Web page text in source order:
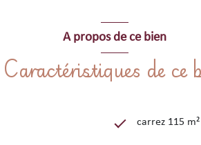
de toilette non inclus mais disponible sur
A propos de ce bien
Caractéristiques de ce
carrez 115 m²